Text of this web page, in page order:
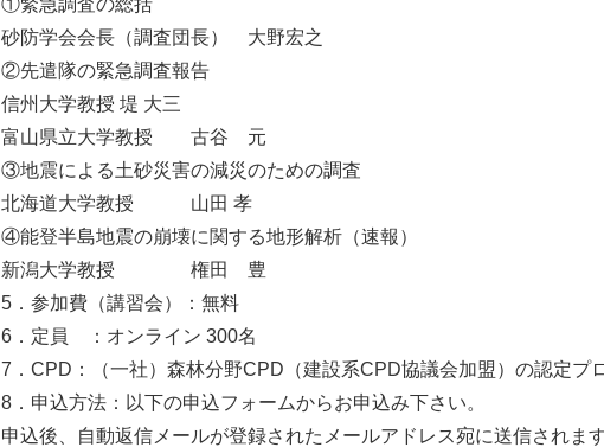
砂防学会会長（調査団長） 大野宏之
②先遣隊の緊急調査報告
信州大学教授 堤 大三
富山県立大学教授 古谷 元
③地震による土砂災害の減災のための調査
北海道大学教授 山田 孝
④能登半島地震の崩壊に関する地形解析（速報）
新潟大学教授 権田 豊
5．参加費（講習会）：無料
6．定員 ：オンライン 300名
7．CPD：（一社）森林分野CPD（建設系CPD協議会加盟）の認定プ
8．申込方法：以下の申込フォームからお申込み下さい。
申込後、自動返信メールが登録されたメールアドレス宛に送信されます